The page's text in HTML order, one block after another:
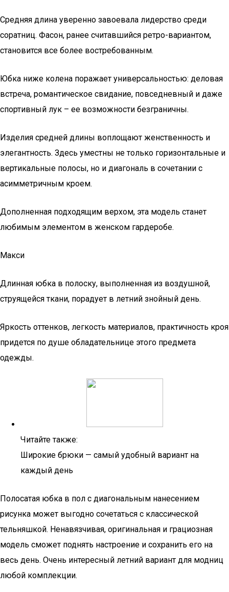
Средняя длина уверенно завоевала лидерство среди
соратниц. Фасон, ранее считавшийся ретро-вариантом,
становится все более востребованным.
Юбка ниже колена поражает универсальностью: деловая
встреча, романтическое свидание, повседневный и даже
спортивный лук – ее возможности безграничны.
Изделия средней длины воплощают женственность и
элегантность. Здесь уместны не только горизонтальные и
вертикальные полосы, но и диагональ в сочетании с
асимметричным кроем.
Дополненная подходящим верхом, эта модель станет
любимым элементом в женском гардеробе.
Макси
Длинная юбка в полоску, выполненная из воздушной,
струящейся ткани, порадует в летний знойный день.
Яркость оттенков, легкость материалов, практичность кроя
придется по душе обладательнице этого предмета
одежды.
Читайте также:
Широкие брюки — самый удобный вариант на
каждый день
Полосатая юбка в пол с диагональным нанесением
рисунка может выгодно сочетаться с классической
тельняшкой. Ненавязчивая, оригинальная и грациозная
модель сможет поднять настроение и сохранить его на
весь день. Очень интересный летний вариант для модниц
любой комплекции.